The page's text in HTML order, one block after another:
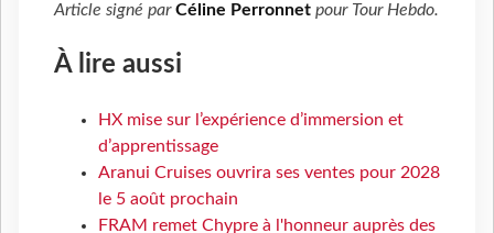
Article signé parCéline Perronnet pour Tour Hebdo.
À lire aussi
HX mise sur l’expérience d’immersion et
d’apprentissage
Aranui Cruises ouvrira ses ventes pour 2028
le 5 août prochain
FRAM remet Chypre à l'honneur auprès des